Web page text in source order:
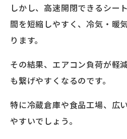
しかし、高速開閉できるシー
間を短縮しやすく、冷気・暖
ります。
その結果、エアコン負荷が軽
も繋げやすくなるのです。
特に冷蔵倉庫や食品工場、広
やすいでしょう。